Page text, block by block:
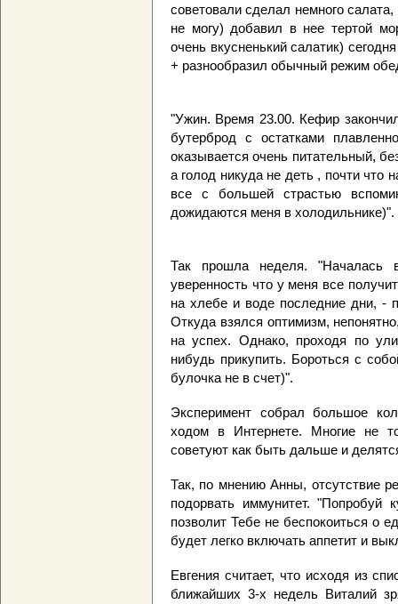
советовали сделал немного
не могу) добавил в нее тертой
очень вкусненький салатик)
+ разнообразил обычный режим
"Ужин. Время 23.00. Кефир
бутерброд с остатками
оказывается очень питательный,
а голод никуда не деть , почти что
все с большей страстью
дожидаются меня в холодильнике)".
Так прошла неделя. "Началась
уверенность что у меня все
на хлебе и воде последние дни, -
Откуда взялся оптимизм,
на успех. Однако, проходя по
нибудь прикупить. Бороться с
булочка не в счет)".
Эксперимент собрал большое
ходом в Интернете. Многие не
советуют как быть дальше и
Так, по мнению Анны, отсутствие
подорвать иммунитет.
позволит Тебе не беспокоиться о
будет легко включать аппетит и
Евгения считает, что исходя из
ближайших 3-х недель Виталий